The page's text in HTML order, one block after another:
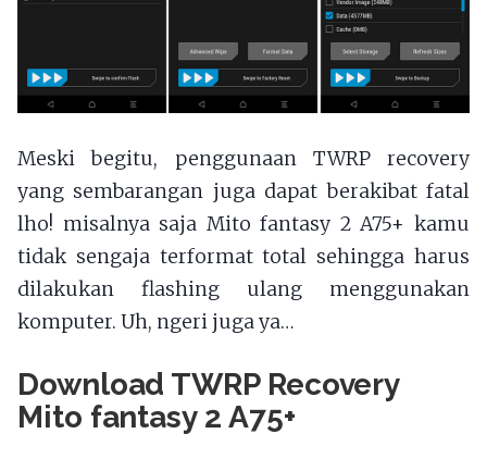
Meski begitu, penggunaan TWRP recovery
yang sembarangan juga dapat berakibat fatal
lho! misalnya saja Mito fantasy 2 A75+ kamu
tidak sengaja terformat total sehingga harus
dilakukan flashing ulang menggunakan
komputer. Uh, ngeri juga ya…
Download TWRP Recovery
Mito fantasy 2 A75+